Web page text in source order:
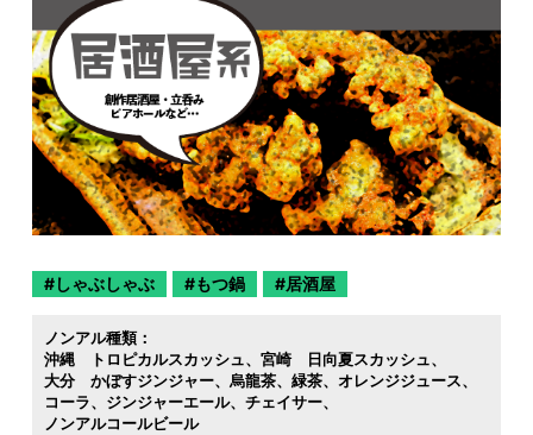
しゃぶしゃぶ もつ鍋 居酒屋
ノンアル種類：
沖縄 トロピカルスカッシュ
宮崎 日向夏スカッシュ
大分 かぼすジンジャー
烏龍茶 緑茶
オレンジジュース
コーラ
ジンジャーエール
チェイサー
ノンアルコールビール